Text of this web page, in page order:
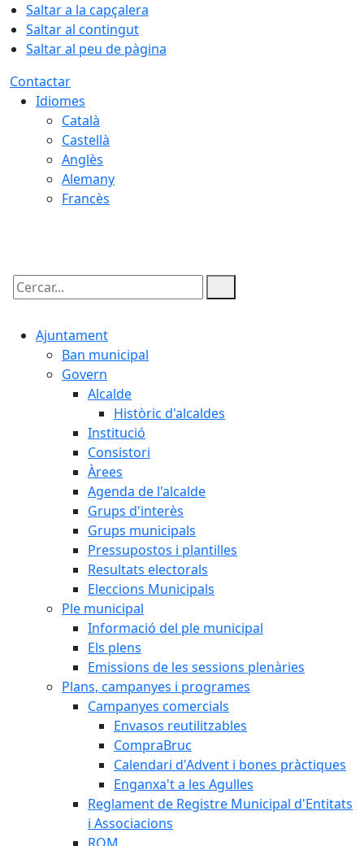
Saltar a la capçalera
Saltar al contingut
Saltar al peu de pàgina
Contactar
Idiomes
Català
Castellà
Anglès
Alemany
Francès
Cercar:
Ajuntament
Ban municipal
Govern
Alcalde
Històric d'alcaldes
Institució
Consistori
Àrees
Agenda de l'alcalde
Grups d'interès
Grups municipals
Pressupostos i plantilles
Resultats electorals
Eleccions Municipals
Ple municipal
Informació del ple municipal
Els plens
Emissions de les sessions plenàries
Plans, campanyes i programes
Campanyes comercials
Envasos reutilitzables
CompraBruc
Calendari d'Advent i bones pràctiques
Enganxa't a les Agulles
Reglament de Registre Municipal d'Entitats
i Associacions